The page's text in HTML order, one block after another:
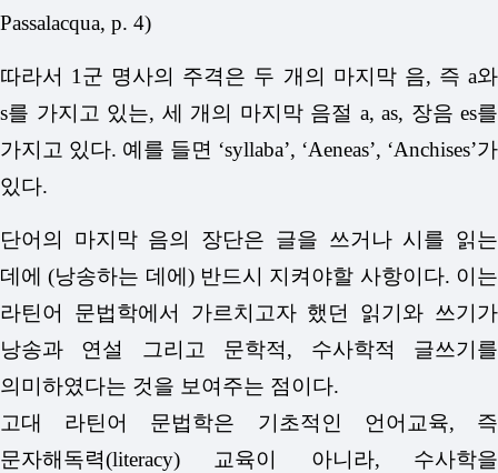
Passalacqua, p. 4)
따라서 1군 명사의 주격은 두 개의 마지막 음, 즉 a와
s를 가지고 있는, 세 개의 마지막 음절 a, as, 장음 es를
가지고 있다. 예를 들면 ‘syllaba’, ‘Aeneas’, ‘Anchises’가
있다.
단어의 마지막 음의 장단은 글을 쓰거나 시를 읽는
데에 (낭송하는 데에) 반드시 지켜야할 사항이다. 이는
라틴어 문법학에서 가르치고자 했던 읽기와 쓰기가
낭송과 연설 그리고 문학적, 수사학적 글쓰기를
의미하였다는 것을 보여주는 점이다.
고대 라틴어 문법학은 기초적인 언어교육, 즉
문자해독력(literacy) 교육이 아니라, 수사학을